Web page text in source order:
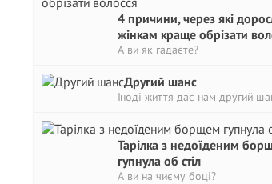
4 причини, через які
жінкам краще обрізати
А ви як гадаєте?
Другий шанс
Іноді життя дає нам другий
Тарілка з недоїденим
гупнула об стіл
А ви на чиєму боці?